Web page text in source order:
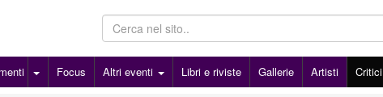
Focus Altri eventi Libri e riviste Gallerie Artisti Critici